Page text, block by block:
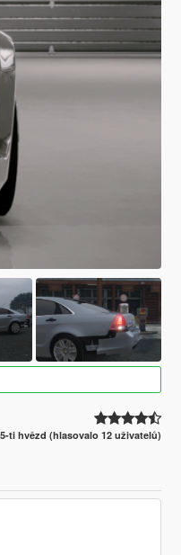
ti hvězd (hlasovalo 12 uživatelů)